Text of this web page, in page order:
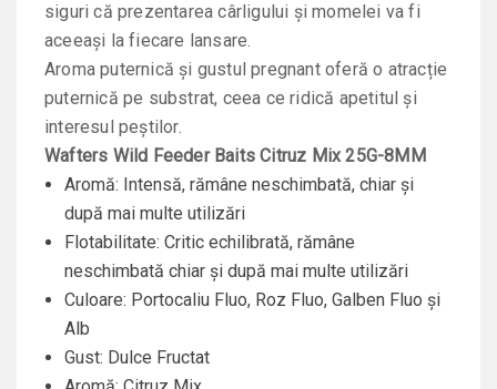
siguri că prezentarea cârligului și momelei va fi
aceeași la fiecare lansare.
Aroma puternică și gustul pregnant oferă o atracție
puternică pe substrat, ceea ce ridică apetitul și
interesul peștilor.
Wafters Wild Feeder BaitsCitruz Mix25G-8MM
Aromă: Intensă, rămâne neschimbată, chiar și
după mai multe utilizări
Flotabilitate: Critic echilibrată, rămâne
neschimbată chiar și după mai multe utilizări
Culoare: Portocaliu Fluo, Roz Fluo, Galben Fluo și
Alb
Gust: Dulce Fructat